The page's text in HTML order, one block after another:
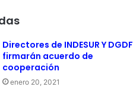
Directores de INDESUR Y DGDF
firmarán acuerdo de
cooperación
enero 20, 2021